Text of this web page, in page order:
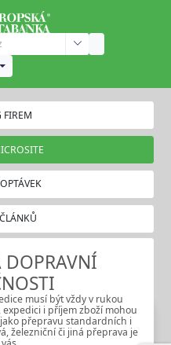
FIREM
DOPRAVNÍ
musí být vždy v rukou
i příjem zboží mohou
přepravu standardních i
železniční či jiná přeprava je